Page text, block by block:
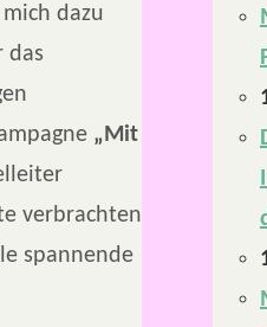
dazu
das
„Mit
verbrachten
spannende